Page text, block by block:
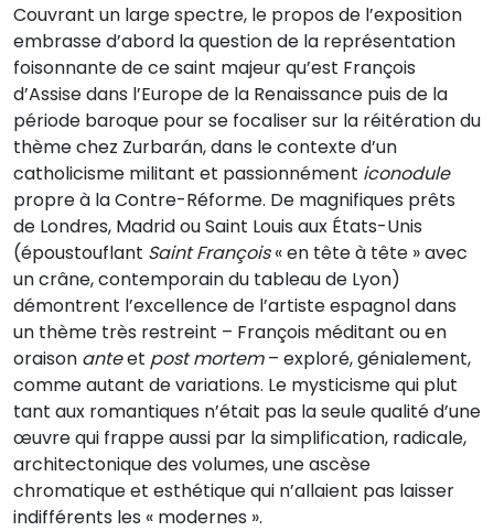
Couvrant un large spectre, le propos de l’exposition
embrasse d’abord la question de la représentation
foisonnante de ce saint majeur qu’est François
d’Assise dans l’Europe de la Renaissance puis de la
période baroque pour se focaliser sur la réitération du
thème chez Zurbarán, dans le contexte d’un
catholicisme militant et passionnément iconodule
propre à la Contre-Réforme. De magnifiques prêts
de Londres, Madrid ou Saint Louis aux États-Unis
(époustouflant Saint François« en tête à tête » avec
un crâne, contemporain du tableau de Lyon)
démontrent l’excellence de l’artiste espagnol dans
un thème très restreint – François méditant ou en
oraison anteet post mortem– exploré, génialement,
comme autant de variations. Le mysticisme qui plut
tant aux romantiques n’était pas la seule qualité d’une
œuvre qui frappe aussi par la simplification, radicale,
architectonique des volumes, une ascèse
chromatique et esthétique qui n’allaient pas laisser
indifférents les « modernes ».